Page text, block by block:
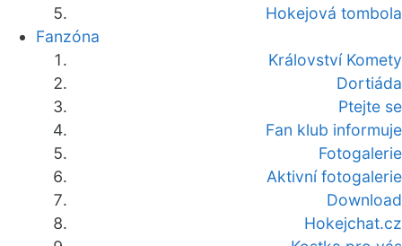
Hokejová tombola
Fanzóna
Království Komety
Dortiáda
Ptejte se
Fan klub informuje
Fotogalerie
Aktivní fotogalerie
Download
Hokejchat.cz